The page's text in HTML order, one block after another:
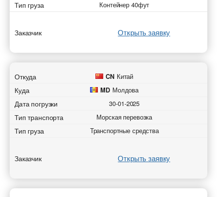
Тип груза Контейнер 40фут
Заказчик Открыть заявку
Откуда CN Китай
Куда MD Молдова
Дата погрузки 30-01-2025
Тип транспорта Морская перевозка
Тип груза Транспортные средства
Заказчик Открыть заявку